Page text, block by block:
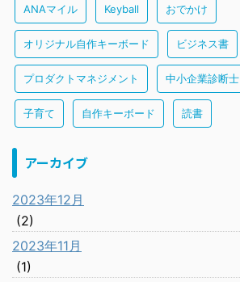
ANAマイル Keyball おでかけ
オリジナル自作キーボード ビジネス書
プロダクトマネジメント 中小企業診断士
子育て 自作キーボード 読書
アーカイブ
2023年12月
(2)
2023年11月
(1)